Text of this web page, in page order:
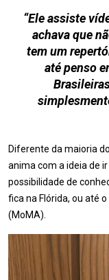
“Ele assiste
achava que
tem um
até penso
Diferente da maioria
anima com a ideia de
possibilidade de
fica na Flórida, ou até
(MoMA).